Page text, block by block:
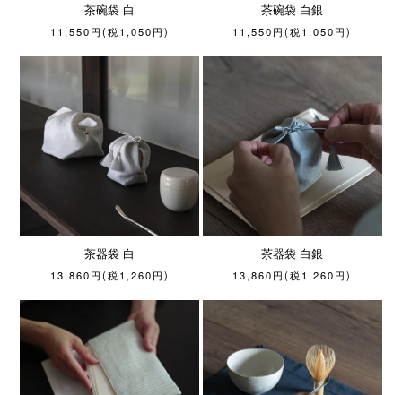
茶碗袋 白
11,550円(税1,050円)
茶碗袋 白銀
11,550円(税1,050円)
茶器袋 白
13,860円(税1,260円)
茶器袋 白銀
13,860円(税1,260円)